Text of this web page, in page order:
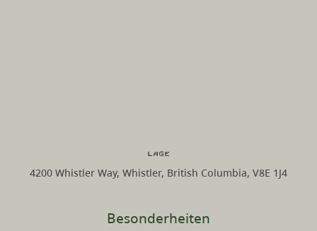
Besonderheiten
Lage
4200 Whistler Way, Whistler, British Columbia, V8E 1J4